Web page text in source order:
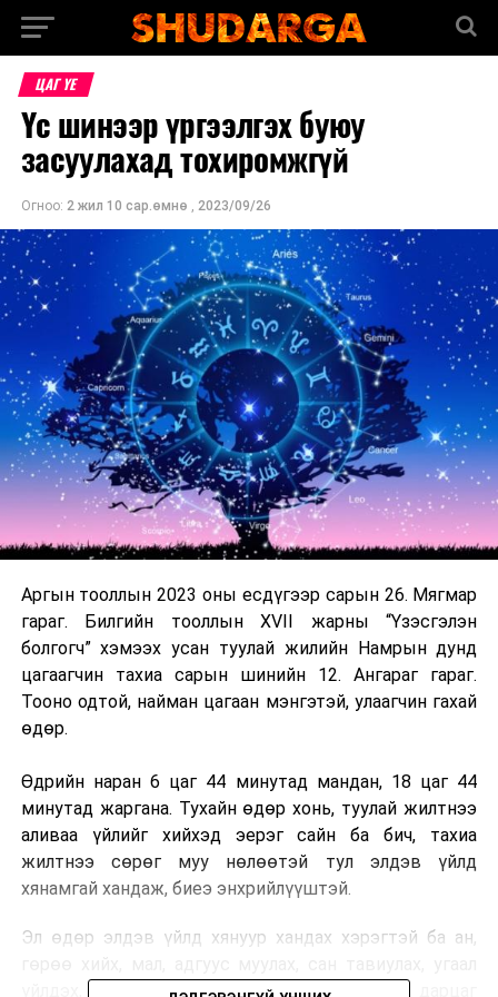
ЦАГ ҮЕ
Үс шинээр үргээлгэх буюу
засуулахад тохиромжгүй
Огноо: 2 жил 10 сар.өмнө , 2023/09/26
Аргын тооллын 2023 оны есдүгээр сарын 26. Мягмар
гараг. Билгийн тооллын XVII жарны “Үзэсгэлэн
болгогч” хэмээх усан туулай жилийн Намрын дунд
цагаагчин тахиа сарын шинийн 12. Ангараг гараг.
Тооно одтой, найман цагаан мэнгэтэй, улаагчин гахай
өдөр.
Өдрийн наран 6 цаг 44 минутад мандан, 18 цаг 44
минутад жаргана. Тухайн өдөр хонь, туулай жилтнээ
аливаа үйлийг хийхэд эерэг сайн ба бич, тахиа
жилтнээ сөрөг муу нөлөөтэй тул элдэв үйлд
хянамгай хандаж, биеэ энхрийлүүштэй.
Эл өдөр элдэв үйлд хянуур хандах хэрэгтэй ба ан,
үйлдэх, нялхсын хурим хийх, хийморийн дарцаг